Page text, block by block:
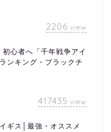
2206 view
心者へ「千年戦争アイ
ンキング・ブラックチ
417435 view
ギス│最強・オススメ
ホーム